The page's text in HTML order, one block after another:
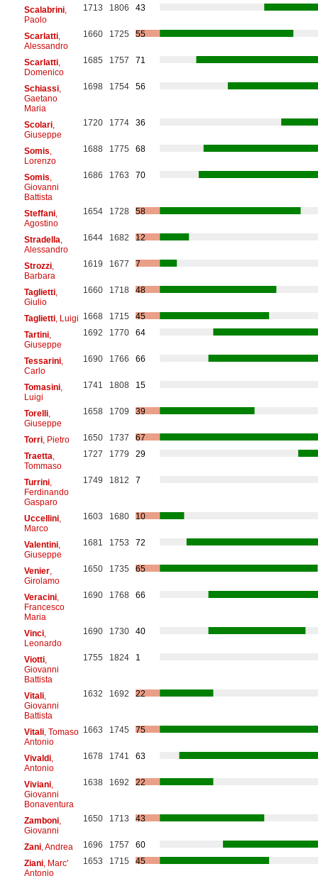
Scalabrini,
Paolo
1713 1806 43
Scarlatti,
Alessandro
1660 1725 55
Scarlatti,
Domenico
1685 1757 71
Schiassi,
Gaetano
Maria
1698 1754 56
Scolari,
Giuseppe
1720 1774 36
Somis
Lorenzo
1688 1775 68
Somis
Giovanni
Battista
1686 1763 70
Steffani,
Agostino
1654 1728 58
Stradella
Alessandro
1644 1682 12
Strozzi,
Barbara
1619 1677 7
Taglietti,
Giulio
1660 1718 48
Taglietti, Luigi 1668 1715
45
Tartini,
Giuseppe
1692 1770 64
Tessarini,
Carlo
1690 1766 66
Tomasini,
Luigi
1741 1808 15
Torelli,
Giuseppe
1658 1709 39
Torri, Pietro 1650 1737
67
Traetta
Tommaso
1727 1779 29
Turrini,
Ferdinando
Gasparo
1749 1812 7
Uccellini,
Marco
1603 1680 10
Valentini,
Giuseppe
1681 1753 72
Venier,
Girolamo
1650 1735 65
Veracini,
Francesco
Maria
1690 1768 66
Vinci,
Leonardo
1690 1730 40
Viotti,
Giovanni
Battista
1755 1824 1
Vitali,
Giovanni
Battista
1632 1692 22
Vitali, Tomaso
Antonio
1663 1745 75
Vivaldi,
Antonio
1678 1741 63
Viviani,
Giovanni
Bonaventura
1638 1692 22
Zamboni,
Giovanni
1650 1713 43
Zani, Andrea 1696 1757
60
Ziani, Marc'
Antonio
1653 1715 45